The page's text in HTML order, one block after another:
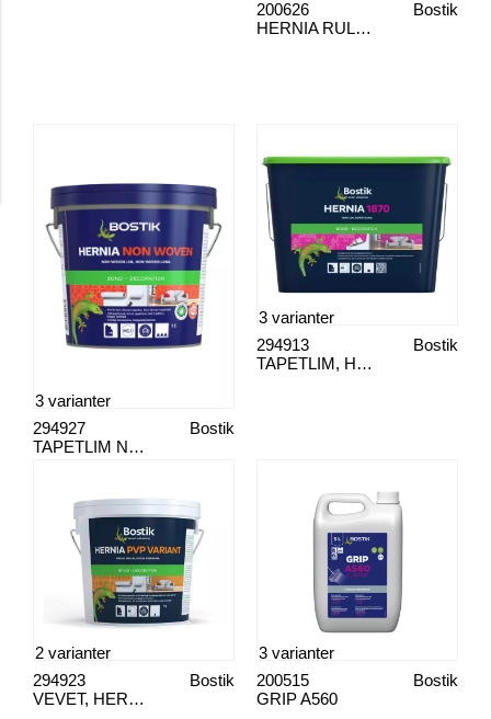
HERNIA RULLE & BYG RULLE PANEL
Bostik
200626
TAPETLIM NW, HERNIA
Bostik
294927
3 varianter
TAPETLIM, HERNIA 1870
Bostik
294913
3 varianter
VEVET, HERNIA PVP VARIANT
Bostik
294923
2 varianter
GRIP A560
Bostik
200515
3 varianter